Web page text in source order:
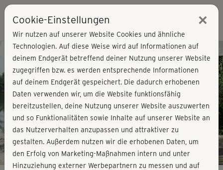
Play
Video
Kursvorschau - Jetzt mitmachen!
Cookie-Einstellungen ×
Wir nutzen auf unserer Website Cookies und ähnliche
Technologien. Auf diese Weise wird auf Informationen auf
deinem Endgerät betreffend deiner Nutzung unserer Website
zugegriffen bzw. es werden entsprechende Informationen
auf deinem Endgerät gespeichert. Die dadurch erhobenen
Daten verwenden wir, um die Website funktionsfähig
bereitzustellen, deine Nutzung unserer Website auszuwerten
und so Funktionalitäten sowie Inhalte auf unserer Website an
das Nutzerverhalten anzupassen und attraktiver zu
gestalten. Außerdem nutzen wir die erhobenen Daten, um
den Erfolg von Marketing-Maßnahmen intern und unter
Hinzuziehung externer Werbepartnern zu messen und auf